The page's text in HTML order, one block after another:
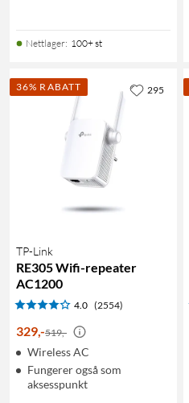
Nettlager: 100+ st
36% RABATT
TP-Link
RE305 Wifi-repeater
AC1200
4.0 (2554)
329,-519,-
Wireless AC
Fungerer også som
aksesspunkt
295